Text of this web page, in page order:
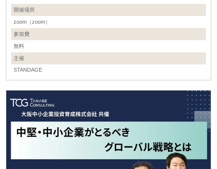
開催場所
zoom（zoom）
参加費
無料
主催
STANDAGE